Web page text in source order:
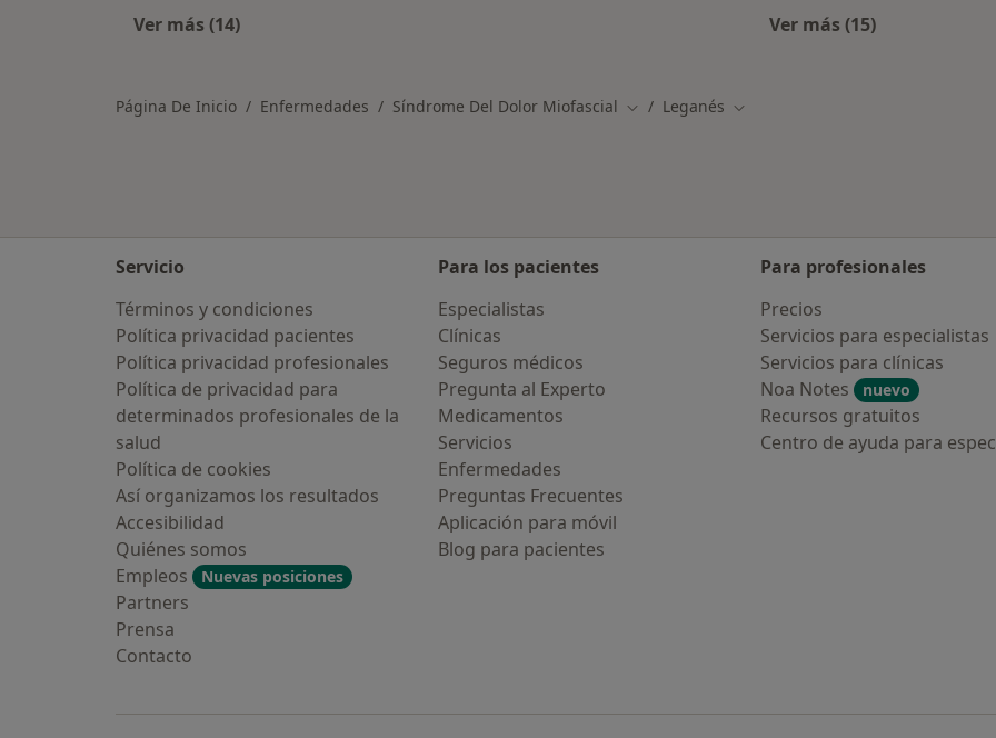
Ver más (14)
Ver más (15)
Página De Inicio Enfermedades Síndrome Del Dolor Miofascial Cambiar de ciudad
Leganés Cambiar de ciudad
Servicio
Términos y condiciones
Política privacidad pacientes
Política privacidad profesionales
Política de privacidad para
determinados profesionales de la
salud
Política de cookies
Así organizamos los resultados
Accesibilidad
Quiénes somos
Empleos
Nuevas posiciones
Partners
Prensa
Contacto
Para los pacientes
Especialistas
Clínicas
Seguros médicos
Pregunta al Experto
Medicamentos
Servicios
Enfermedades
Preguntas Frecuentes
Aplicación para móvil
Blog para pacientes
Para profesionales
Precios
Servicios para especialistas
Servicios para clínicas
Noa Notes
nuevo
Recursos gratuitos
Centro de ayuda para